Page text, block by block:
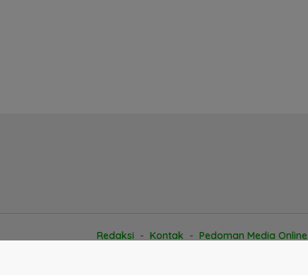
Redaksi Kontak
Pedoman Media Online